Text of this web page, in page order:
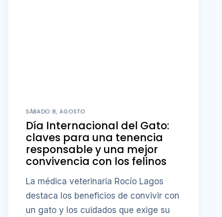
SÁBADO 8, AGOSTO
Día Internacional del Gato:
claves para una tenencia
responsable y una mejor
convivencia con los felinos
La médica veterinaria Rocío Lagos
destaca los beneficios de convivir con
un gato y los cuidados que exige su